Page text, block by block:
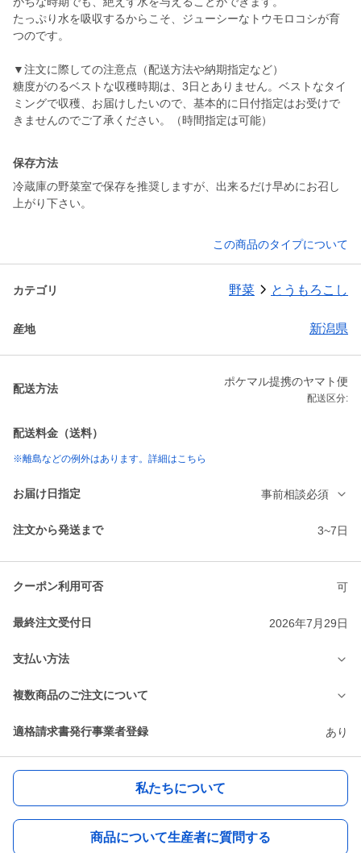
たっぷり水を吸収するからこそ、ジューシーなトウモロコシが育
つのです。
▼注文に際しての注意点（配送方法や納期指定など）
糖度がのるベストな収穫時期は、3日とありません。ベストなタイ
ミングで収穫、お届けしたいので、基本的に日付指定はお受けで
きませんのでご了承ください。（時間指定は可能）
保存方法
冷蔵庫の野菜室で保存を推奨しますが、出来るだけ早めにお召し
上がり下さい。
この商品のタイプについて
カテゴリ 野菜 とうもろこし
産地 新潟県
配送方法
ポケマル提携のヤマト便
配送区分:
配送料金（送料）
※離島などの例外はあります。詳細はこちら
お届け日指定 事前相談必須
注文から発送まで 3~7日
クーポン利用可否 可
最終注文受付日 2026年7月29日
支払い方法
複数商品のご注文について
適格請求書発行事業者登録 あり
私たちについて
商品について生産者に質問する